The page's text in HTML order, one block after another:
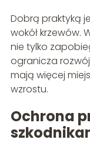
Dobrą praktyką
wokół krzewów.
nie tylko
ogranicza
mają więcej
wzrostu.
Ochrona